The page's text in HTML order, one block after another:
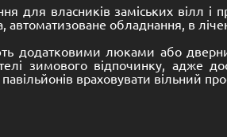
для власників заміських вілл і
обладнання, в
додатковими люками або
зимового відпочинку, адже
враховувати вільний